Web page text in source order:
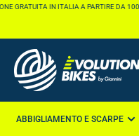
Vai
ai
contenuti
IN ITALIA A PARTIRE DA 100€ *
ABBIGLIAMENTO E SCARPE